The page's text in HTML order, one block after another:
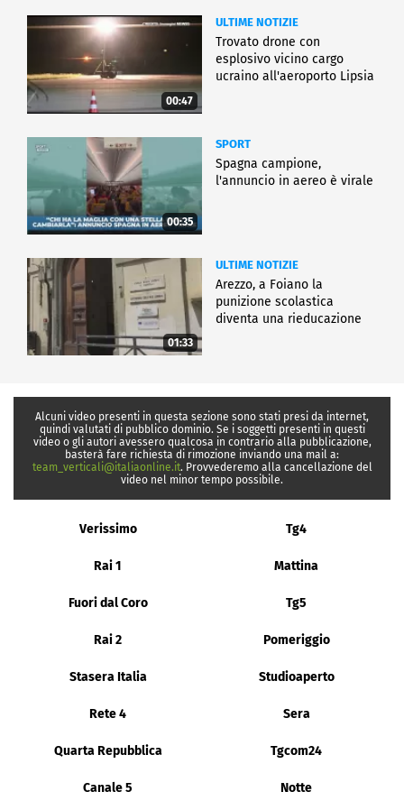
00:47
ULTIME NOTIZIE
Trovato drone con
esplosivo vicino cargo
ucraino all'aeroporto Lipsia
00:35
SPORT
Spagna campione,
l'annuncio in aereo è virale
01:33
ULTIME NOTIZIE
Arezzo, a Foiano la
punizione scolastica
diventa una rieducazione
Alcuni video presenti in questa sezione sono stati presi da internet,
quindi valutati di pubblico dominio. Se i soggetti presenti in questi
video o gli autori avessero qualcosa in contrario alla pubblicazione,
basterà fare richiesta di rimozione inviando una mail a:
team_verticali@italiaonline.it. Provvederemo alla cancellazione del
video nel minor tempo possibile.
Verissimo Tg4
Rai 1 Mattina
Fuori dal Coro Tg5
Rai 2 Pomeriggio
Stasera Italia Studioaperto
Rete 4 Sera
Quarta Repubblica Tgcom24
Canale 5 Notte